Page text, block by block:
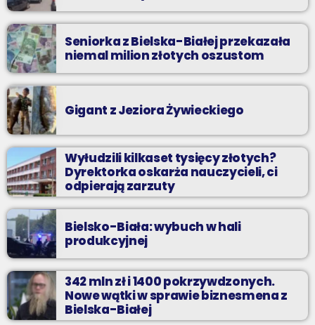
Seniorka z Bielska-Białej przekazała
niemal milion złotych oszustom
Gigant z Jeziora Żywieckiego
Wyłudzili kilkaset tysięcy złotych?
Dyrektorka oskarża nauczycieli, ci
odpierają zarzuty
Bielsko-Biała: wybuch w hali
produkcyjnej
342 mln zł i 1400 pokrzywdzonych.
Nowe wątki w sprawie biznesmena z
Bielska-Białej